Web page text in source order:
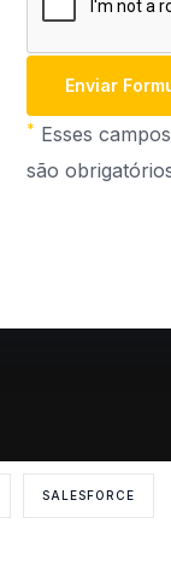
* Esses campos
são
SALESFORCE